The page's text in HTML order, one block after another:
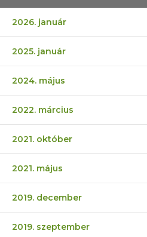
2026. január
2025. január
2024. május
2022. március
2021. október
2021. május
2019. december
2019. szeptember